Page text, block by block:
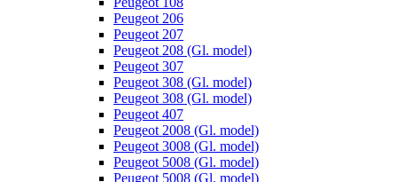
Peugeot 206
Peugeot 207
Peugeot 208 (Gl. model)
Peugeot 307
Peugeot 308 (Gl. model)
Peugeot 308 (Gl. model)
Peugeot 407
Peugeot 2008 (Gl. model)
Peugeot 3008 (Gl. model)
Peugeot 5008 (Gl. model)
Peugeot 5008 (Gl. model)